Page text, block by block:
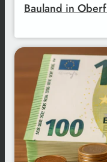
Bauland in